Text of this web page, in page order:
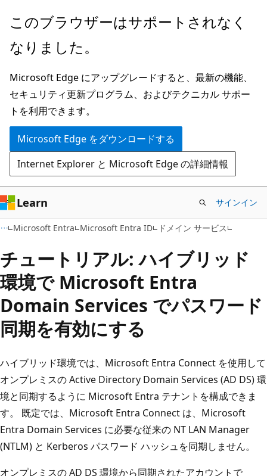
メ
ン
ン
テ
ン
ツ
に
ス
キ
ッ
プ
このブラウザーはサポートされなく
なりました。
Microsoft Edge にアップグレードすると、最新の機能、
セキュリティ更新プログラム、およびテクニカル サポー
トを利用できます。
Microsoft Edge をダウンロードする
Internet Explorer と Microsoft Edge の詳細情報
Learn サインイン
Microsoft Entra Microsoft Entra ID ドメイン サービス
チュートリアル: ハイブリッド
環境で Microsoft Entra
Domain Services でパスワード
同期を有効にする
ハイブリッド環境では、Microsoft Entra Connect を使用して
オンプレミスの Active Directory Domain Services (AD DS) 環
境と同期するように Microsoft Entra テナントを構成できま
す。 既定では、Microsoft Entra Connect は、Microsoft
Entra Domain Services に必要な従来の NT LAN Manager
(NTLM) と Kerberos パスワード ハッシュを同期しません。
オンプレミスの AD DS 環境から同期されたアカウントで